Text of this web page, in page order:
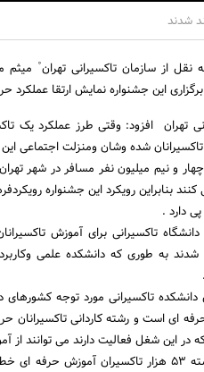
از سازمان تاکسیرانی تهران ْ میثم
این جشنواره نمایش ارتقا عملکرد
تهران افزود: وقتی طرز عملکرد یک
شده وشان ومنزلت اجتماعی
چهار و نیم میلیون نفر مسافر در شهر
بنابراین رویکرد این جشنواره
دارد .
تاکسیرانی برای آموزش
شدند به طوری که دانشکده علمی
دانشکده تاکسیرانی مورد توجه
ای است و رشته کاردانی
در این شغل فعالیت دارند می توانند